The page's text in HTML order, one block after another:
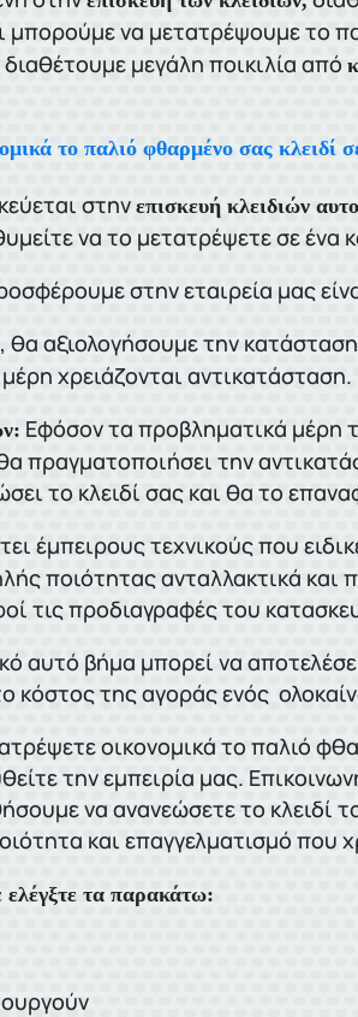
να μετατρέψουμε το
μεγάλη ποικιλία από
το παλιό φθαρμένο σας κλειδί
στηνεπισκευή κλειδιών
να το μετατρέψετε σε
στην εταιρεία μας
θα αξιολογήσουμε την
χρειάζονται αντικατάσταση.
Εφόσον τα προβληματικά μέρη
πραγματοποιήσει την
το κλειδί σας και θα το
έμπειρους τεχνικούς που
ποιότητας ανταλλακτικά και
τις προδιαγραφές του
αυτό βήμα μπορεί να
κόστος της αγοράς ενός
οικονομικά το παλιό
την εμπειρία μας.
να ανανεώσετε το κλειδί
και επαγγελματισμό που
ελέγξτε τα παρακάτω: